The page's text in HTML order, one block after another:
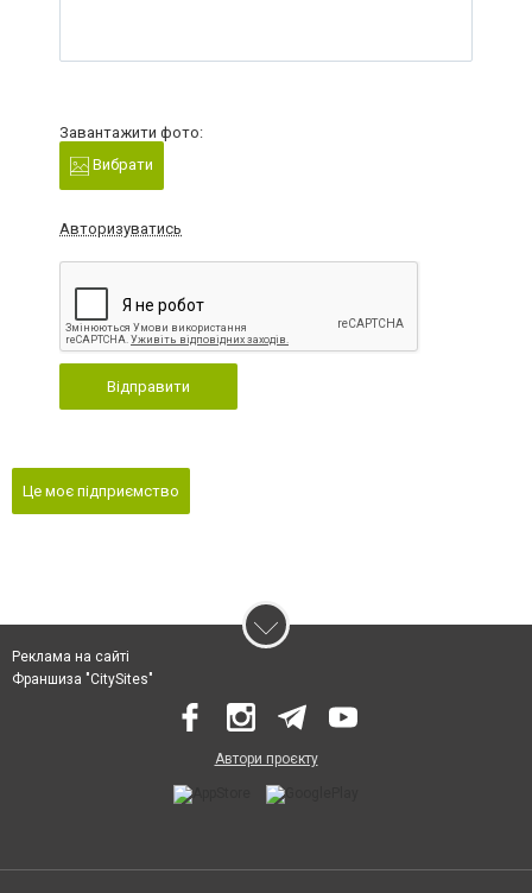
Завантажити фото:
Вибрати
Авторизуватись
Відправити
Це моє підприємство
Реклама на сайті
Франшиза "CitySites"
Автори проєкту